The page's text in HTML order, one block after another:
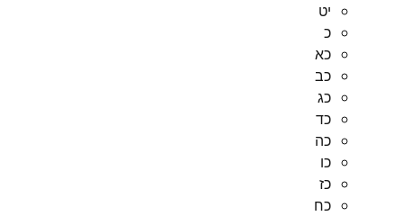
יט
כ
כא
כב
כג
כד
כה
כו
כז
כח